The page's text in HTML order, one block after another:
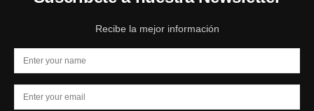
Recibe la mejor información